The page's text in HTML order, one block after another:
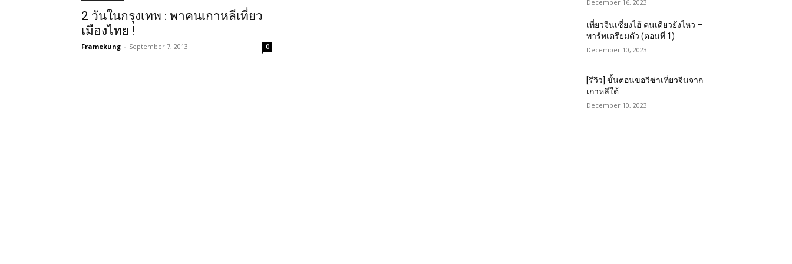
2 วันในกรุงเทพ : พาคนเกาหลีเที่ยว
เมืองไทย !
Framekung - September 7, 2013 0
December 16, 2023
เที่ยวจีนเซี่ยงไฮ้ คนเดียวยังไหว –
พาร์ทเตรียมตัว (ตอนที่ 1)
December 10, 2023
[รีวิว] ขั้นตอนขอวีซ่าเที่ยวจีนจาก
เกาหลีใต้
December 10, 2023